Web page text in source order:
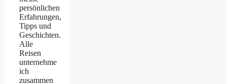
persönlichen
Erfahrungen,
Tipps und
Geschichten.
Alle
Reisen
unternehme
ich
zusammen